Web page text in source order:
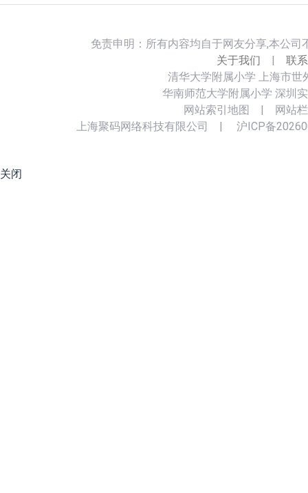
免责申明：所有内容均自于网友分享,本公
关于我们
联
清华大学附属小学 上海市世
华南师范大学附属小学 深圳
网站索引地图
网站
上海聚码网络科技有限公司
沪ICP备
关闭